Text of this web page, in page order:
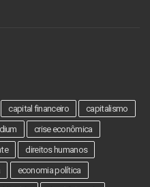
capital financeiro
capitalismo
crise econômica
direitos humanos
economia política